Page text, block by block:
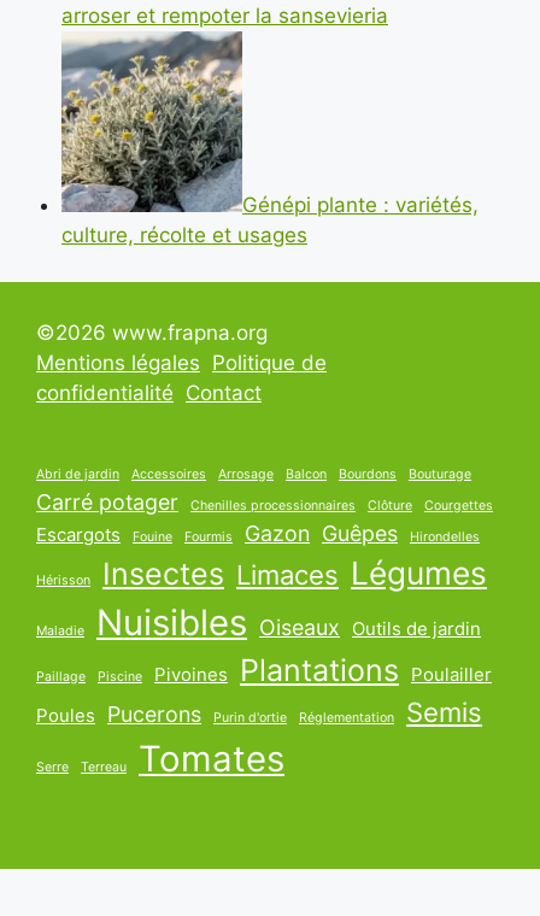
arroser et rempoter la sansevieria
Génépi plante : variétés,
culture, récolte et usages
©2026 www.frapna.org
Mentions légales Politique de
confidentialité Contact
Abri de jardin Accessoires Arrosage Balcon Bourdons Bouturage
Carré potager Chenilles processionnaires Clôture Courgettes
Escargots Fouine Fourmis Gazon Guêpes Hirondelles
Hérisson Insectes Limaces Légumes
Maladie Nuisibles Oiseaux Outils de jardin
Paillage Piscine Pivoines Plantations
Poulailler
Poules
Pucerons Purin d'ortie Réglementation Semis
Serre Terreau Tomates